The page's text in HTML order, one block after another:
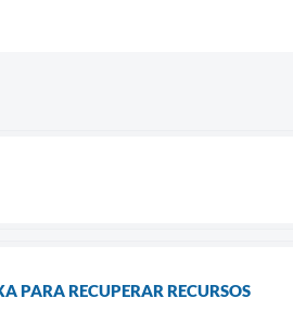
PARA RECUPERAR RECURSOS